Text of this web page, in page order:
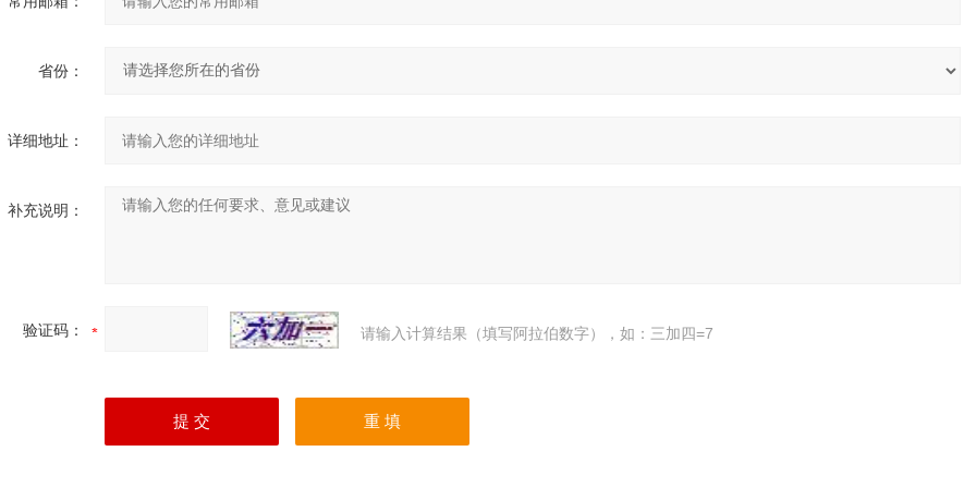
省份：
详细地址：
补充说明：
验证码： 请输入计算结果（填写阿拉伯数字），如：三加四=7